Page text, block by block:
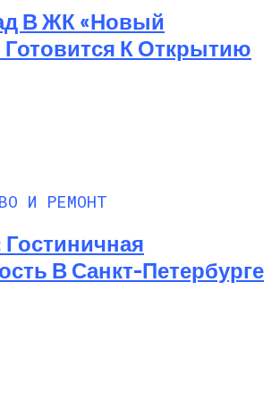
В ЖК «Новый
Готовится К Открытию
И РЕМОНТ
Гостиничная
В Санкт-Петербурге